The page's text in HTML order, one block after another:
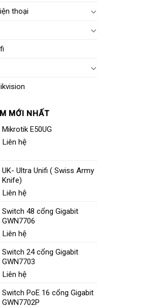
thoại
MỚI NHẤT
Mikrotik E50UG
Liên hệ
UK- Ultra Unifi ( Swiss Army
Knife)
Liên hệ
Switch 48 cổng Gigabit
GWN7706
Liên hệ
Switch 24 cổng Gigabit
GWN7703
Liên hệ
Switch PoE 16 cổng Gigabit
GWN7702P